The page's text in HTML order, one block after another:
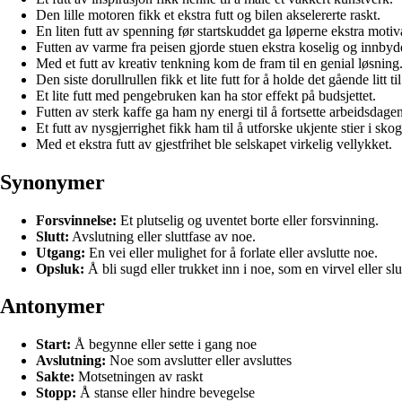
Den lille motoren fikk et ekstra futt og bilen akselererte raskt.
En liten futt av spenning før startskuddet ga løperne ekstra
Futten av varme fra peisen gjorde stuen ekstra koselig og
Med et futt av kreativ tenkning kom de fram til en genial løsning.
Den siste dorullrullen fikk et lite futt for å holde det gående litt
Et lite futt med pengebruken kan ha stor effekt på budsjettet.
Futten av sterk kaffe ga ham ny energi til å fortsette
Et futt av nysgjerrighet fikk ham til å utforske ukjente stier i
Med et ekstra futt av gjestfrihet ble selskapet virkelig vellykket.
Synonymer
Forsvinnelse: Et plutselig og uventet borte eller forsvinning.
Slutt: Avslutning eller sluttfase av noe.
Utgang: En vei eller mulighet for å forlate eller avslutte noe.
Opsluk: Å bli sugd eller trukket inn i noe, som en virvel eller
Antonymer
Start: Å begynne eller sette i gang noe
Avslutning: Noe som avslutter eller avsluttes
Sakte: Motsetningen av raskt
Stopp: Å stanse eller hindre bevegelse